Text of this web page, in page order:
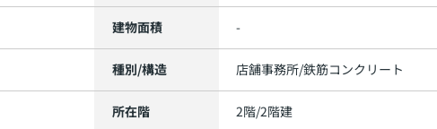
建物面積 -
種別/構造 店舗事務所/鉄筋コンクリート
所在階 2階/2階建